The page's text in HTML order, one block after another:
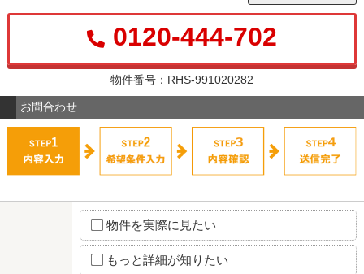
0120-444-702
物件番号：RHS-991020282
お問合わせ
物件を実際に見たい
もっと詳細が知りたい